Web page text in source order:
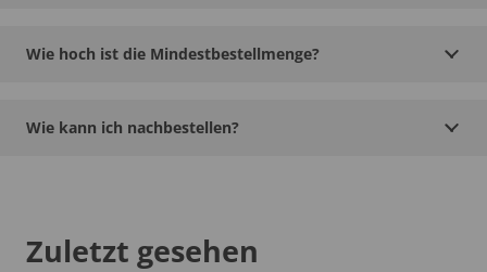
Wie hoch ist die Mindestbestellmenge?
Wie kann ich nachbestellen?
Zuletzt gesehen